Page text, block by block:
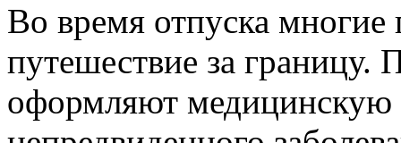
Во время отпуска
путешествие за границу.
оформляют медицинскую